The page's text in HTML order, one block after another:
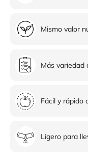
Mismo valor
Más variedad
Fácil y rápido
Ligero para